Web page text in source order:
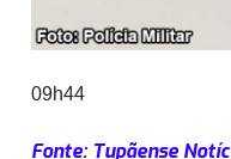
09h44
Fonte: Tupãense